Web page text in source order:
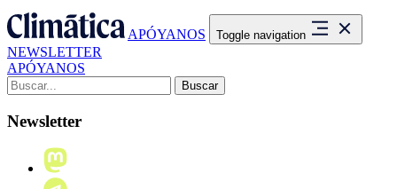
APÓYANOS Toggle navigation
NEWSLETTER
APÓYANOS
Buscar:
Newsletter